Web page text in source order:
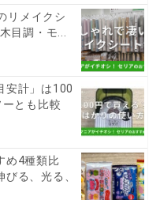
リメイクシ
目調・モ...
安計」は100
とも比較
め4種類比
る、光る、